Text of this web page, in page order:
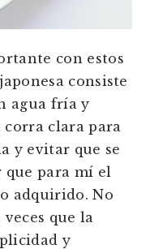
con estos
consiste
agua fría y
clara para
y evitar que se
que para mí el
adquirido. No
que la
y